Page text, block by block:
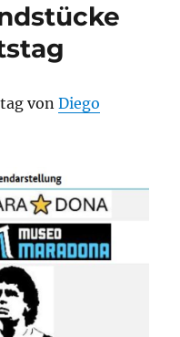
vonDiego